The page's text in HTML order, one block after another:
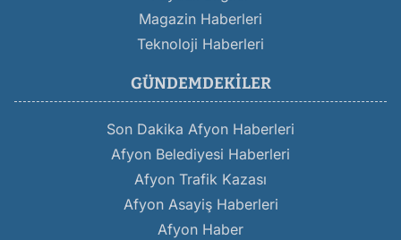
Magazin Haberleri
Teknoloji Haberleri
GÜNDEMDEKILER
Son Dakika Afyon Haberleri
Afyon Belediyesi Haberleri
Afyon Trafik Kazası
Afyon Asayiş Haberleri
Afyon Haber